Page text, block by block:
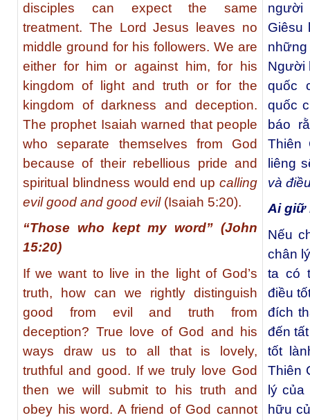
disciples can expect the same
treatment. The Lord Jesus leaves no
middle ground for his followers. We are
either for him or against him, for his
kingdom of light and truth or for the
kingdom of darkness and deception.
The prophet Isaiah warned that people
who separate themselves from God
because of their rebellious pride and
spiritual blindness would end up calling
evil good and good evil(Isaiah 5:20).
“Those who kept my word” (John
15:20)
If we want to live in the light of God’s
truth, how can we rightly distinguish
good from evil and truth from
deception? True love of God and his
ways draw us to all that is lovely,
truthful and good. If we truly love God
then we will submit to his truth and
obey his word. A friend of God cannot
Giêsu
Người
quốc
quốc
báo
Thiên
liêng
và
Ai giữ
Nếu
chân
ta có
điều
đích
đến
tốt
Thiên
lý
hữu